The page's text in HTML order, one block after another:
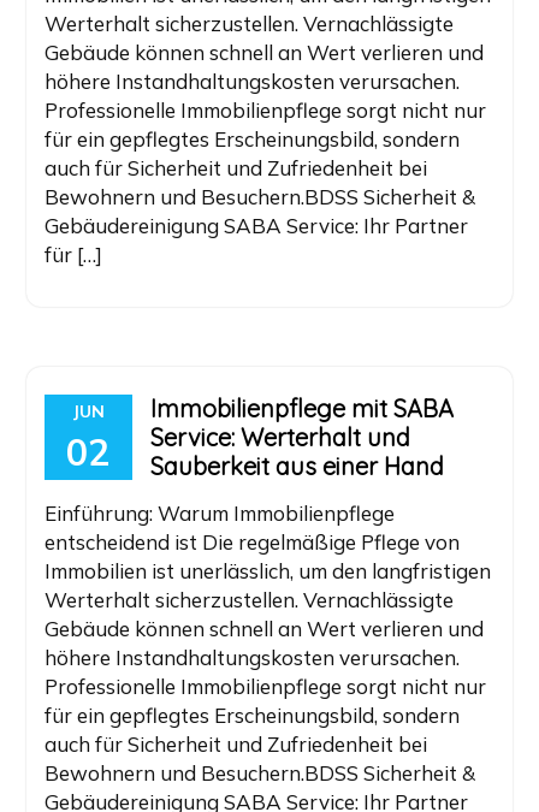
Werterhalt sicherzustellen. Vernachlässigte
Gebäude können schnell an Wert verlieren und
höhere Instandhaltungskosten verursachen.
Professionelle Immobilienpflege sorgt nicht nur
für ein gepflegtes Erscheinungsbild, sondern
auch für Sicherheit und Zufriedenheit bei
Bewohnern und Besuchern.BDSS Sicherheit &
Gebäudereinigung SABA Service: Ihr Partner
für […]
JUN
02
Immobilienpflege mit SABA
Service: Werterhalt und
Sauberkeit aus einer Hand
Einführung: Warum Immobilienpflege
entscheidend ist Die regelmäßige Pflege von
Immobilien ist unerlässlich, um den langfristigen
Werterhalt sicherzustellen. Vernachlässigte
Gebäude können schnell an Wert verlieren und
höhere Instandhaltungskosten verursachen.
Professionelle Immobilienpflege sorgt nicht nur
für ein gepflegtes Erscheinungsbild, sondern
auch für Sicherheit und Zufriedenheit bei
Bewohnern und Besuchern.BDSS Sicherheit &
Gebäudereinigung SABA Service: Ihr Partner